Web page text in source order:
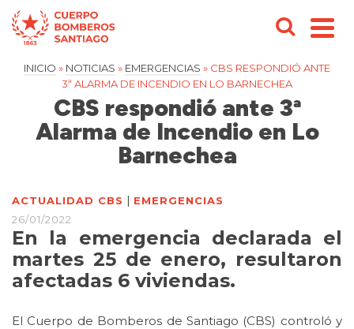
INICIO » NOTICIAS » EMERGENCIAS » CBS RESPONDIÓ ANTE
3ª ALARMA DE INCENDIO EN LO BARNECHEA
CBS respondió ante 3ª
Alarma de Incendio en Lo
Barnechea
ACTUALIDAD CBS | EMERGENCIAS
26/01/2022
En la emergencia declarada el
martes 25 de enero, resultaron
afectadas 6 viviendas.
El Cuerpo de Bomberos de Santiago (CBS) controló y